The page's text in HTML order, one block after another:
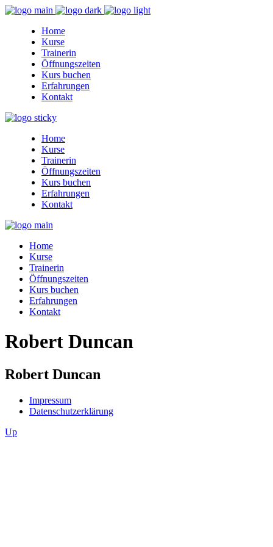
Home
Kurse
Trainerin
Öffnungszeiten
Kurs buchen
Erfahrungen
Kontakt
Home
Kurse
Trainerin
Öffnungszeiten
Kurs buchen
Erfahrungen
Kontakt
Home
Kurse
Trainerin
Öffnungszeiten
Kurs buchen
Erfahrungen
Kontakt
Robert Duncan
Robert Duncan
Impressum
Datenschutzerklärung
Up